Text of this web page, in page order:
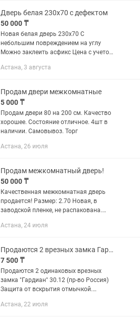
Дверь белая 230х70 с дефектом
50 000 ₸
Новая белая дверь 230х70 С
небольшим повреждением на углу
Можно заклеить асфикс Цена с учетом
Район Алаш 12 месяцев
Астана, 3 августа
Продам двери межкомнатные
5 000 ₸
Продам двери 80 на 200 см. Качество
хорошее. Состояние отличное. 4шт в
наличии. Самовывоз. Торг
Астана, 26 июля
Продам межкомнатный дверь!
50 000 ₸
Качественная межкомнатная дверь
продается! Размер: 2.70 Новая, в
заводской пленке, не распакована.
красивый дизайн. Подходит для
Астана, 24 июля
Продаются 2 врезных замка Гардиан 30.12 (пр-во Россия)
7 500 ₸
Продаются 2 одинаковых врезных
замка "Гардиан" 30.12 (пр-во Россия)
Защита от вскрытия отмычкой.
взлома. Защита от высверливания.
Астана, 22 июля